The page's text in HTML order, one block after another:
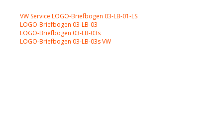
VW Service LOGO-Briefbogen 03-LB-01-LS
LOGO-Briefbogen 03-LB-03
LOGO-Briefbogen 03-LB-03s
LOGO-Briefbogen 03-LB-03s VW